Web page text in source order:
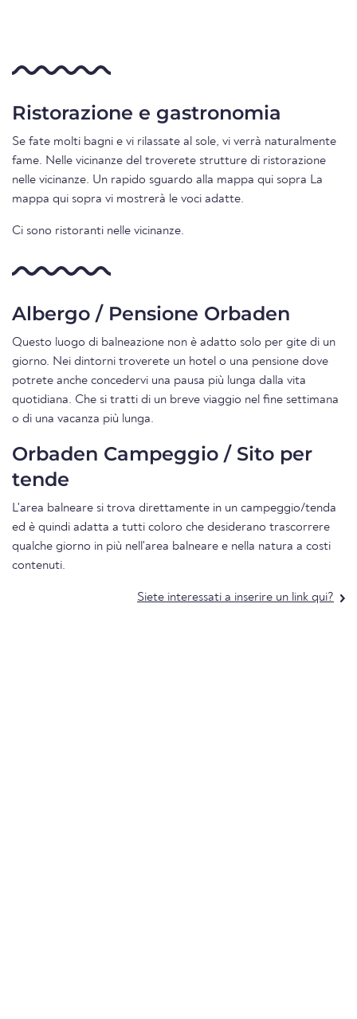
Ristorazione e gastronomia
Se fate molti bagni e vi rilassate al sole, vi verrà naturalmente
fame. Nelle vicinanze del troverete strutture di ristorazione
nelle vicinanze. Un rapido sguardo alla mappa qui sopra La
mappa qui sopra vi mostrerà le voci adatte.
Ci sono ristoranti nelle vicinanze.
Albergo / Pensione Orbaden
Questo luogo di balneazione non è adatto solo per gite di un
giorno. Nei dintorni troverete un hotel o una pensione dove
potrete anche concedervi una pausa più lunga dalla vita
quotidiana. Che si tratti di un breve viaggio nel fine settimana
o di una vacanza più lunga.
Orbaden Campeggio / Sito per
tende
L'area balneare si trova direttamente in un campeggio/tenda
ed è quindi adatta a tutti coloro che desiderano trascorrere
qualche giorno in più nell'area balneare e nella natura a costi
contenuti.
Siete interessati a inserire un link qui?